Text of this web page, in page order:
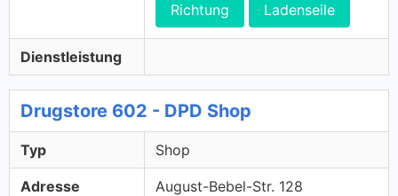
Richtung Ladenseile
Dienstleistung
Drugstore 602 - DPD Shop
Typ Shop
Adresse
August-Bebel-Str. 128